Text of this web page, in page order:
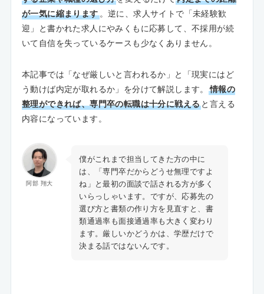
が一気に縮まります。逆に、求人サイトで「未経験歓
迎」と書かれた求人にやみくもに応募して、不採用が続
いて自信を失っているケースも少なくありません。
本記事では「なぜ厳しいと言われるか」と「現実にはど
う動けば内定が取れるか」を分けて解説します。
情報の
整理ができれば、専門卒の転職は十分に戦える と言える
内容になっています。
阿部 翔大
僕がこれまで担当してきた方の中に
は、「専門卒だからどうせ無理ですよ
ね」と最初の面談で話される方が多く
いらっしゃいます。ですが、応募先の
選び方と書類の作り方を見直すと、書
類通過率も面接通過率も大きく変わり
ます。厳しいかどうかは、学歴だけで
決まる話ではないんです。